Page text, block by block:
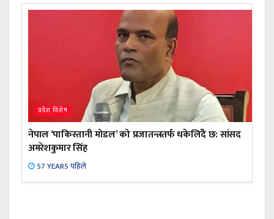
प्रदेश विशेष
नेपाल ‘पाकिस्तानी मोडल’ को प्रजातन्त्रतर्फ धकेलिँदै छ: सांसद
अमरेशकुमार सिंह
57 YEARS पहिले